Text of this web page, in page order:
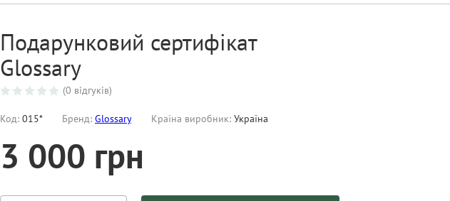
Подарунковий сертифікат
Glossary
(0 відгуків)
Код: 015* Бренд: Glossary Країна виробник: Україна
3 000 грн